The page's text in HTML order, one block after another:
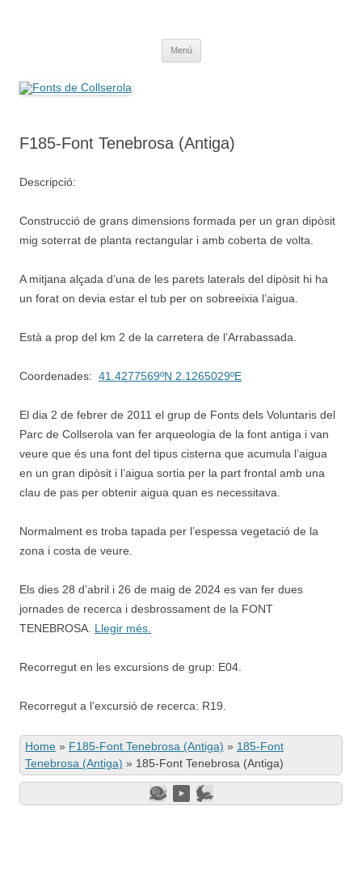
Menú
F185-Font Tenebrosa (Antiga)
Descripció:
Construcció de grans dimensions formada per un gran dipòsit
mig soterrat de planta rectangular i amb coberta de volta.
A mitjana alçada d’una de les parets laterals del dipòsit hi ha
un forat on devia estar el tub per on sobreeixia l’aigua.
Està a prop del km 2 de la carretera de l’Arrabassada.
Coordenades: 41.4277569ºN 2.1265029ºE
El dia 2 de febrer de 2011 el grup de Fonts dels Voluntaris del
Parc de Collserola van fer arqueologia de la font antiga i van
veure que és una font del tipus cisterna que acumula l’aigua
en un gran dipòsit i l’aigua sortia per la part frontal amb una
clau de pas per obtenir aigua quan es necessitava.
Normalment es troba tapada per l’espessa vegetació de la
zona i costa de veure.
Els dies 28 d’abril i 26 de maig de 2024 es van fer dues
jornades de recerca i desbrossament de la FONT
TENEBROSA. Llegir més.
Recorregut en les excursions de grup: E04.
Recorregut a l’excursió de recerca: R19.
Home » F185-Font Tenebrosa (Antiga) » 185-Font
Tenebrosa (Antiga) » 185-Font Tenebrosa (Antiga)